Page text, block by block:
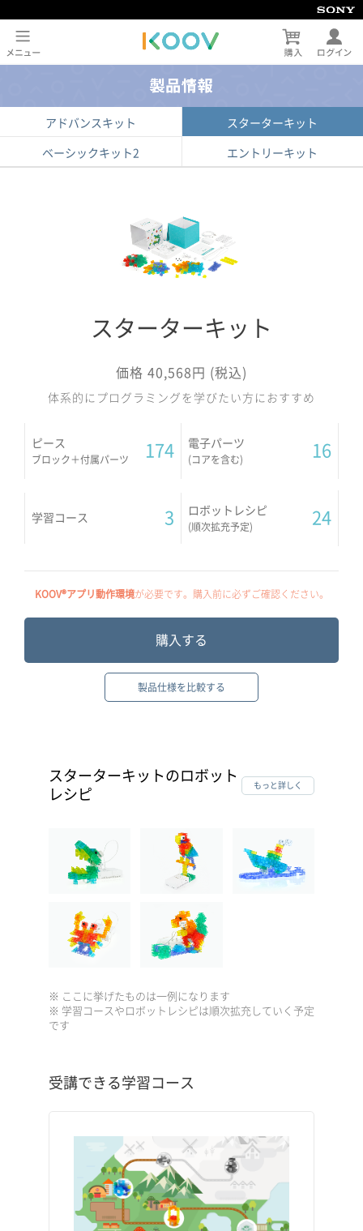
アドバンスキット スターターキット
ベーシックキット2 エントリーキット
スターターキット
価格 40,568円 (税込)
体系的にプログラミングを学びたい方におすすめ
ピース
ブロック＋付属パーツ 174 電子パーツ
(コアを含む) 16
学習コース 3 ロボットレシピ
(順次拡充予定) 24
KOOV®アプリ動作環境が必要です。購入前に必ずご確認ください。
購入する
製品仕様を比較する
スターターキットのロボット
レシピ
もっと詳しく
※ ここに挙げたものは一例になります
※ 学習コースやロボットレシピは順次拡充していく予定
です
受講できる学習コース